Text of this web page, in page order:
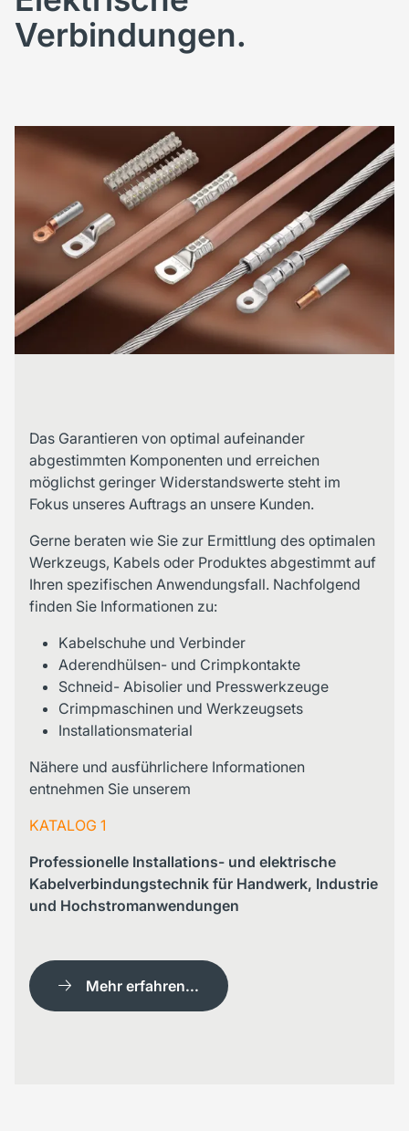
Verbindungen.
Das Garantieren von optimal aufeinander
abgestimmten Komponenten und erreichen
möglichst geringer Widerstandswerte steht im
Fokus unseres Auftrags an unsere Kunden.
Gerne beraten wie Sie zur Ermittlung des optimalen
Werkzeugs, Kabels oder Produktes abgestimmt auf
Ihren spezifischen Anwendungsfall. Nachfolgend
finden Sie Informationen zu:
Kabelschuhe und Verbinder
Aderendhülsen- und Crimpkontakte
Schneid- Abisolier und Presswerkzeuge
Crimpmaschinen und Werkzeugsets
Installationsmaterial
Nähere und ausführlichere Informationen
entnehmen Sie unserem
KATALOG 1
Professionelle Installations- und elektrische
Kabelverbindungstechnik für Handwerk, Industrie
und Hochstromanwendungen
Mehr erfahren...